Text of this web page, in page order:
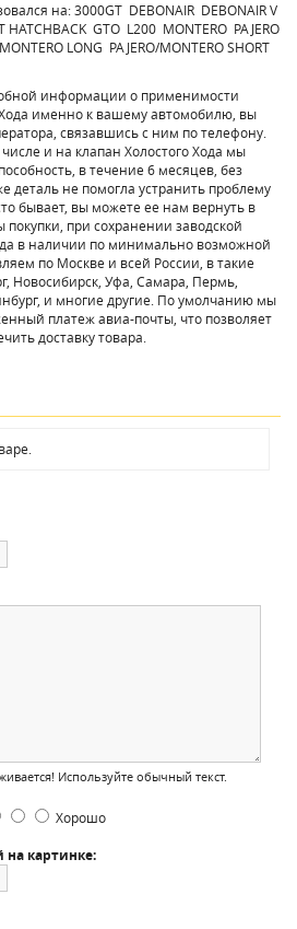
на: 3000GT DEBONAIR DEBONAIR V
HATCHBACK GTO L200 MONTERO PAJERO
LONG PAJERO/MONTERO SHORT
информации о применимости
Хода именно к вашему автомобилю, вы
связавшись с ним по телефону.
и на клапан Холостого Хода мы
в течение 6 месяцев, без
деталь не помогла устранить проблему
бывает, вы можете ее нам вернуть в
покупки, при сохранении заводской
в наличии по минимально возможной
по Москве и всей России, в такие
Новосибирск, Уфа, Самара, Пермь,
и многие другие. По умолчанию мы
платеж авиа-почты, что позволяет
доставку товара.
Используйте обычный текст.
Хорошо
на картинке: